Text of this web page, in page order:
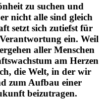
zu suchen und
nicht alle sind gleich
setzt sich zutiefst für
ein. Weil
aller Menschen
am Herzen
die Welt, in der wir
zum Aufbau einer
beizutragen.